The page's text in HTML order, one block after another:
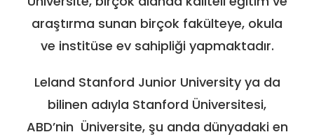
araştırma sunan birçok fakülteye, okula
ve institüse ev sahipliği yapmaktadır.
Leland Stanford Junior University ya da
bilinen adıyla Stanford Üniversitesi,
ABD’nin Üniversite, şu anda dünyadaki en